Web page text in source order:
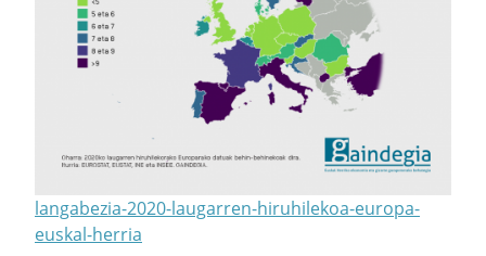
langabezia-2020-laugarren-hiruhilekoa-europa-
euskal-herria